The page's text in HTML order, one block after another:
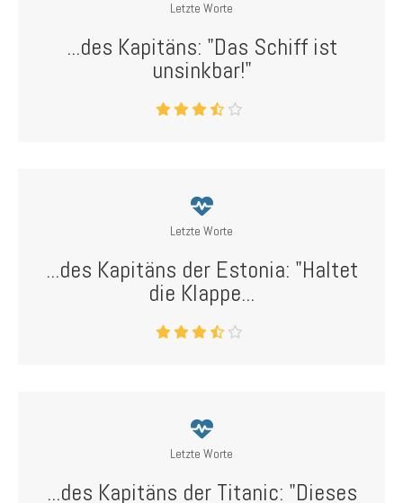
Letzte Worte
...des Kapitäns: "Das Schiff ist
unsinkbar!"
Letzte Worte
...des Kapitäns der Estonia: "Haltet
die Klappe...
Letzte Worte
...des Kapitäns der Titanic: "Dieses